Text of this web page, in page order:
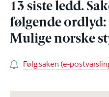
13 siste ledd.
følgende
Mulige norske
Følg saken (e-